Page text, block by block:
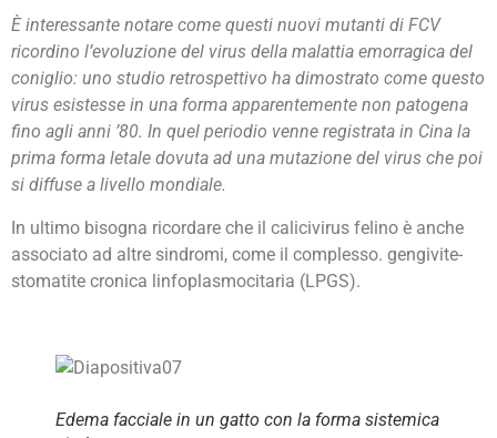
È interessante notare come questi nuovi mutanti di FCV
ricordino l’evoluzione del virus della malattia emorragica del
coniglio: uno studio retrospettivo ha dimostrato come questo
virus esistesse in una forma apparentemente non patogena
fino agli anni ’80. In quel periodio venne registrata in Cina la
prima forma letale dovuta ad una mutazione del virus che poi
si diffuse a livello mondiale.
In ultimo bisogna ricordare che il calicivirus felino è anche
associato ad altre sindromi, come il complesso. gengivite-
stomatite cronica linfoplasmocitaria (LPGS).
Edema facciale in un gatto con la forma sistemica